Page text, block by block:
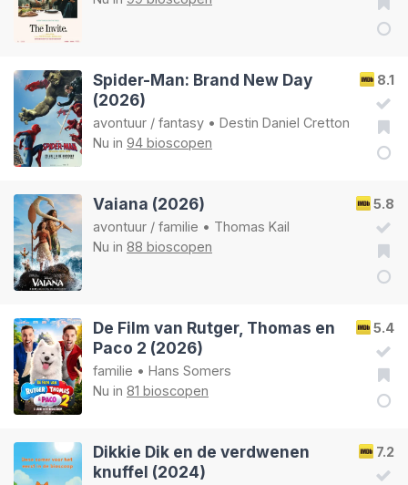
8.1
Spider-Man: Brand New Day
(2026)
avontuur / fantasy • Destin Daniel Cretton
Nu in 94 bioscopen
5.8
Vaiana (2026)
avontuur / familie • Thomas Kail
Nu in 88 bioscopen
5.4
De Film van Rutger, Thomas en
Paco 2 (2026)
familie • Hans Somers
Nu in 81 bioscopen
7.2
Dikkie Dik en de verdwenen
knuffel (2024)